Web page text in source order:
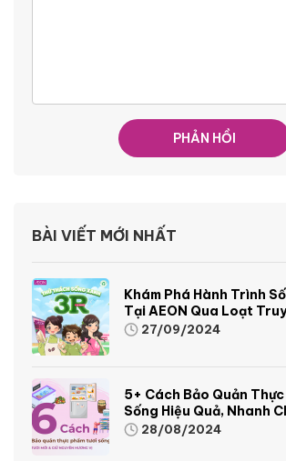
BÀI VIẾT MỚI NHẤT
Khám Phá Hành Trình
Tại AEON Qua Loạt
Sinh Động Và Thú Vị
27/09/2024
5+ Cách Bảo Quản
Sống Hiệu Quả, Nhanh
28/08/2024